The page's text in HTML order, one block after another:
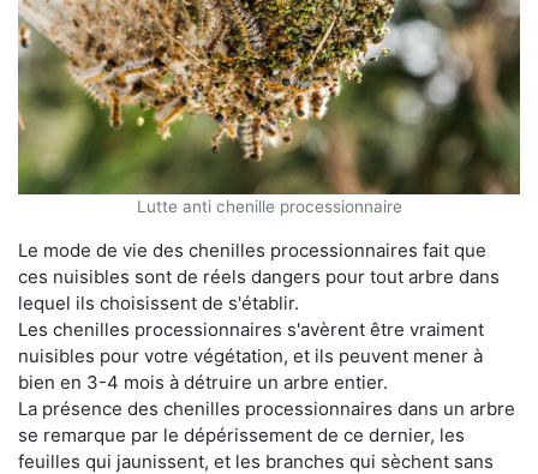
Lutte anti chenille processionnaire
Le mode de vie des chenilles processionnaires fait que
ces nuisibles sont de réels dangers pour tout arbre dans
lequel ils choisissent de s'établir.
Les chenilles processionnaires s'avèrent être vraiment
nuisibles pour votre végétation, et ils peuvent mener à
bien en 3-4 mois à détruire un arbre entier.
La présence des chenilles processionnaires dans un arbre
se remarque par le dépérissement de ce dernier, les
feuilles qui jaunissent, et les branches qui sèchent sans